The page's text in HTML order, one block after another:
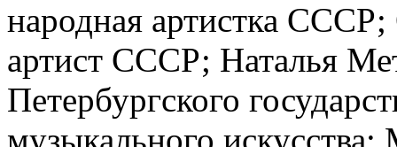
народная артистка
артист СССР; Наталья
Петербургского